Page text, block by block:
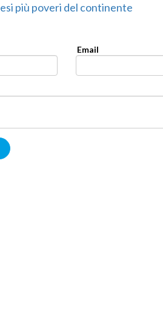
più poveri del continente
Email